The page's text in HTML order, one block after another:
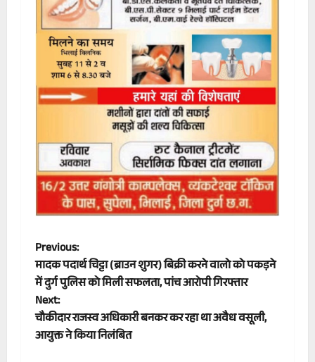
P
o
s
t
Previous:
मादक पदार्थ चिट्टा (ब्राउन शुगर) बिक्री करने वालो को पकड़ने
में दुर्ग पुलिस को मिली सफलता, पांच आरोपी गिरफ्तार
Next:
चौकीदार राजस्व अधिकारी बनकर कर रहा था अवैध वसूली,
आयुक्त ने किया निलंबित